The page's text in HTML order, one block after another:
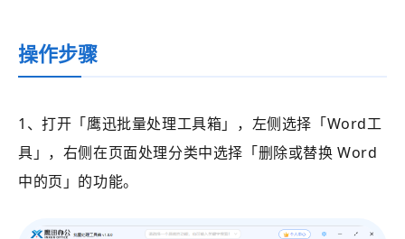
操作步骤
1、打开 「鹰迅批量处理工具箱」 ，左侧选择 「Word工
具」 ，右侧在页面处理分类中选择 「删除或替换 Word
中的页 」的功能。